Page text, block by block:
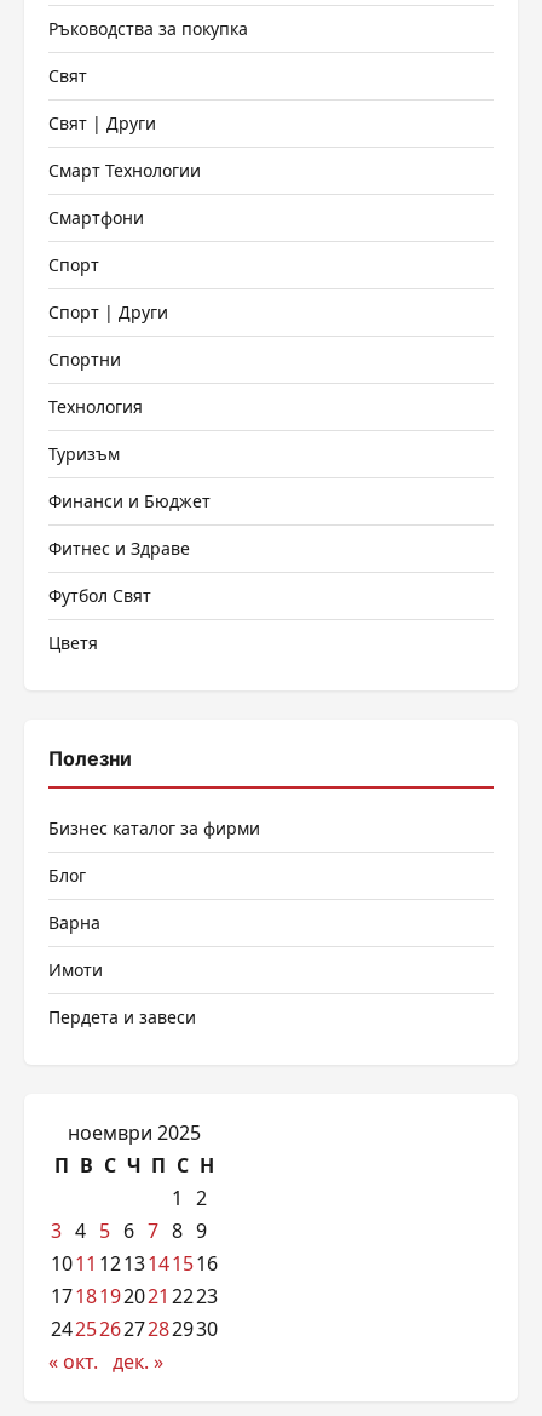
Ръководства за покупка
Свят
Свят | Други
Смарт Технологии
Смартфони
Спорт
Спорт | Други
Спортни
Технология
Туризъм
Финанси и Бюджет
Фитнес и Здраве
Футбол Свят
Цветя
Полезни
Бизнес каталог за фирми
Блог
Варна
Имоти
Пердета и завеси
ноември 2025
П В С Ч П С Н
1
2
3 4 5 6 7 8 9
1011 1213141516
1718192021 2223
24252627282930
« окт. дек. »